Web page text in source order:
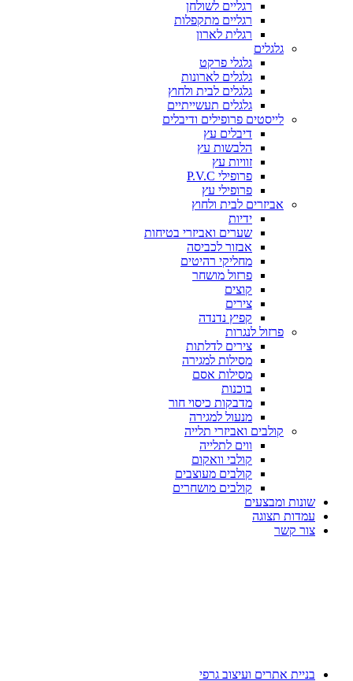
רגליים לשולחן
רגליים מתקפלות
רגלית לארון
גלגלים
גלגלי פרקט
גלגלים לארונות
גלגלים לבית ולחוץ
גלגלים תעשייתיים
לייסטים פרופילים ודיבלים
דיבלים עץ
הלבשות עץ
זוויות עץ
פרופילי P.V.C
פרופילי עץ
אביזרים לבית ולחוץ
ידיות
שערים ואביזרי בטיחות
אבזור לכביסה
מחליקי רהיטים
פרזול מושחר
קוצים
צירים
קפיץ נדנדה
פרזול לנגרות
צירים לדלתות
מסילות למגירה
מסילות אסם
בוכנות
מדבקות כיסוי חור
מנעול למגירה
קולבים ואביזרי תלייה
ווים לתלייה
קולבי וואקום
קולבים מעוצבים
קולבים מושחרים
שונות ומבצעים
עמדות תצוגה
צור קשר
בניית אתרים ועיצוב גרפי